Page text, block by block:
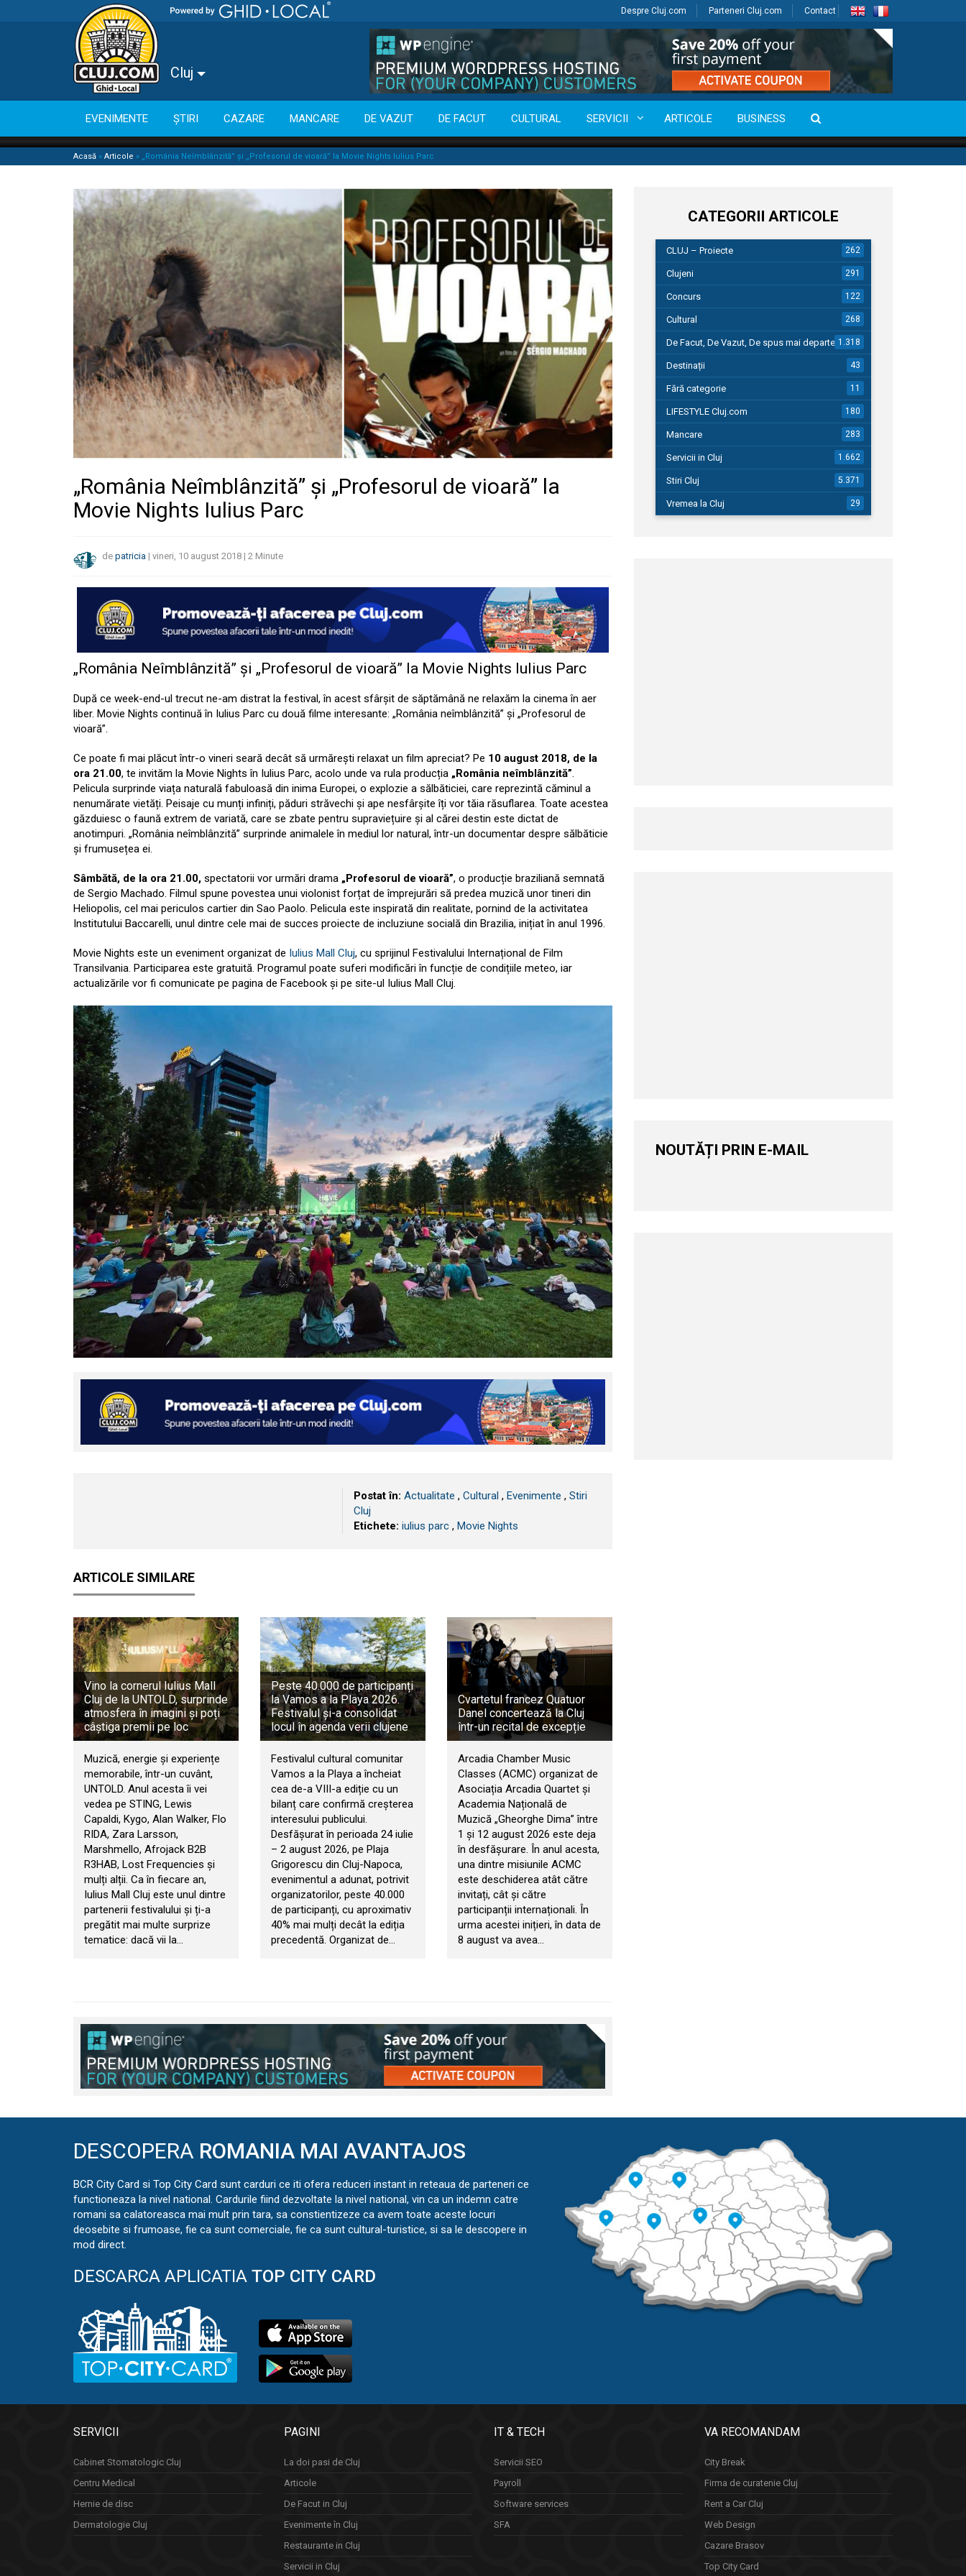
Despre Cluj.com Parteneri Cluj.com Contact
Cluj
EVENIMENTE ȘTIRI CAZARE MANCARE DE VAZUT DE FACUT CULTURAL SERVICII ARTICOLE BUSINESS
Acasă » Articole » „România Neîmblânzită” și „Profesorul de vioară” la Movie Nights Iulius Parc
„România Neîmblânzită” și „Profesorul de vioară” la
Movie Nights Iulius Parc
de patricia | vineri, 10 august 2018 | 2 Minute
„România Neîmblânzită” și „Profesorul de vioară” la Movie Nights Iulius Parc
După ce week-end-ul trecut ne-am distrat la festival, în acest sfârșit de săptămână ne relaxăm la cinema în aer
liber. Movie Nights continuă în Iulius Parc cu două filme interesante: „România neîmblânzită” și „Profesorul de
vioară”.
Ce poate fi mai plăcut într-o vineri seară decât să urmărești relaxat un film apreciat? Pe 10 august 2018, de la
ora 21.00, te invităm la Movie Nights în Iulius Parc, acolo unde va rula producția „România neîmblânzită”.
Pelicula surprinde viața naturală fabuloasă din inima Europei, o explozie a sălbăticiei, care reprezintă căminul a
nenumărate vietăți. Peisaje cu munți infiniți, păduri străvechi și ape nesfârșite îți vor tăia răsuflarea. Toate acestea
găzduiesc o faună extrem de variată, care se zbate pentru supraviețuire și al cărei destin este dictat de
anotimpuri. „România neîmblânzită” surprinde animalele în mediul lor natural, într-un documentar despre sălbăticie
și frumusețea ei.
Sâmbătă, de la ora 21.00, spectatorii vor urmări drama „Profesorul de vioară”, o producție braziliană semnată
de Sergio Machado. Filmul spune povestea unui violonist forțat de împrejurări să predea muzică unor tineri din
Heliopolis, cel mai periculos cartier din Sao Paolo. Pelicula este inspirată din realitate, pornind de la activitatea
Institutului Baccarelli, unul dintre cele mai de succes proiecte de incluziune socială din Brazilia, inițiat în anul 1996.
Movie Nights este un eveniment organizat de Iulius Mall Cluj, cu sprijinul Festivalului Internațional de Film
Transilvania. Participarea este gratuită. Programul poate suferi modificări în funcție de condițiile meteo, iar
actualizările vor fi comunicate pe pagina de Facebook și pe site-ul Iulius Mall Cluj.
Postat în: Actualitate , Cultural , Evenimente , Stiri
Cluj
Etichete: iulius parc , Movie Nights
ARTICOLE SIMILARE
Vino la cornerul Iulius Mall
Cluj de la UNTOLD, surprinde
atmosfera în imagini și poți
câștiga premii pe loc
Muzică, energie și experiențe
memorabile, într-un cuvânt,
UNTOLD. Anul acesta îi vei
vedea pe STING, Lewis
Capaldi, Kygo, Alan Walker, Flo
RIDA, Zara Larsson,
Marshmello, Afrojack B2B
R3HAB, Lost Frequencies și
mulți alții. Ca în fiecare an,
Iulius Mall Cluj este unul dintre
partenerii festivalului și ți-a
pregătit mai multe surprize
tematice: dacă vii la…
Peste 40.000 de participanți
la Vamos a la Playa 2026.
Festivalul și-a consolidat
locul în agenda verii clujene
Festivalul cultural comunitar
Vamos a la Playa a încheiat
cea de-a VIII-a ediție cu un
bilanț care confirmă creșterea
interesului publicului.
Desfășurat în perioada 24 iulie
– 2 august 2026, pe Plaja
Grigorescu din Cluj-Napoca,
evenimentul a adunat, potrivit
organizatorilor, peste 40.000
de participanți, cu aproximativ
40% mai mulți decât la ediția
precedentă. Organizat de…
Cvartetul francez Quatuor
Danel concertează la Cluj
într-un recital de excepție
Arcadia Chamber Music
Classes (ACMC) organizat de
Asociația Arcadia Quartet și
Academia Națională de
Muzică „Gheorghe Dima” între
1 și 12 august 2026 este deja
în desfășurare. În anul acesta,
una dintre misiunile ACMC
este deschiderea atât către
invitați, cât și către
participanții internaționali. În
urma acestei inițieri, în data de
8 august va avea…
CATEGORII ARTICOLE
CLUJ – Proiecte 262
Clujeni 291
Concurs 122
Cultural 268
De Facut, De Vazut, De spus mai departe…1.318
Destinații 43
Fără categorie 11
LIFESTYLE Cluj.com 180
Mancare 283
Servicii in Cluj 1.662
Stiri Cluj 5.371
Vremea la Cluj 29
NOUTĂȚI PRIN E-MAIL
DESCOPERA ROMANIA MAI AVANTAJOS
BCR City Card si Top City Card sunt carduri ce iti ofera reduceri instant in reteaua de parteneri ce
functioneaza la nivel national. Cardurile fiind dezvoltate la nivel national, vin ca un indemn catre
romani sa calatoreasca mai mult prin tara, sa constientizeze ca avem toate aceste locuri
deosebite si frumoase, fie ca sunt comerciale, fie ca sunt cultural-turistice, si sa le descopere in
mod direct.
DESCARCA APLICATIA TOP CITY CARD
SERVICII
Cabinet Stomatologic Cluj
Centru Medical
Hernie de disc
Dermatologie Cluj
PAGINI
La doi pasi de Cluj
Articole
De Facut in Cluj
Evenimente în Cluj
Restaurante in Cluj
Servicii in Cluj
IT & TECH
Servicii SEO
Payroll
Software services
SFA
VA RECOMANDAM
City Break
Firma de curatenie Cluj
Rent a Car Cluj
Web Design
Cazare Brasov
Top City Card